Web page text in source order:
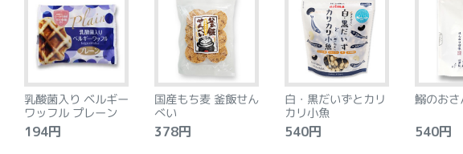
乳酸菌入り ベルギー
ワッフル プレーン
194円
国産もち麦 釜飯せん
べい
378円
白・黒だいずとカリ
カリ小魚
540円
鰯のおさ
540円